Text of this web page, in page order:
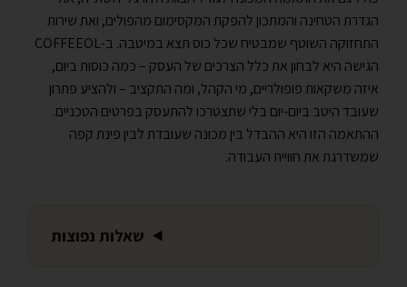
הגדרת הטחינה והמתכון להפקת המקסימום מהפולים, ואת שירות
התחזוקה השוטף שמבטיח שכל כוס תצא במיטבה. ב-COFFEEOL
הגישה היא לבחון את כלל הצרכים של העסק – כמה כוסות ביום,
איזה משקאות פופולריים, מי הקהל, ומה התקציב – ולהציע פתרון
שעובד היטב ביום-יום בלי שתצטרכו להתעסק בפרטים הטכניים.
ההתאמה הזו היא ההבדל בין מכונה שעובדת לבין פינת קפה
שמשדרגת את חוויית העבודה.
שאלות נפוצות